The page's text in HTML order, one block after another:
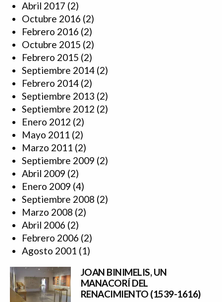
Abril 2017 (2)
Octubre 2016 (2)
Febrero 2016 (2)
Octubre 2015 (2)
Febrero 2015 (2)
Septiembre 2014 (2)
Febrero 2014 (2)
Septiembre 2013 (2)
Septiembre 2012 (2)
Enero 2012 (2)
Mayo 2011 (2)
Marzo 2011 (2)
Septiembre 2009 (2)
Abril 2009 (2)
Enero 2009 (4)
Septiembre 2008 (2)
Marzo 2008 (2)
Abril 2006 (2)
Febrero 2006 (2)
Agosto 2001 (1)
JOAN BINIMELIS, UN
MANACORÍ DEL
RENACIMIENTO (1539-1616)